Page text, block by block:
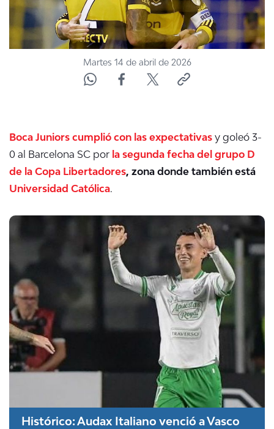
Martes 14 de abril de 2026
Boca Juniors cumplió con las expectativas y goleó 3-
0 al Barcelona SC por la segunda fecha del grupo D
de la Copa Libertadores, zona donde también está
Universidad Católica.
Histórico: Audax Italiano venció a Vasco